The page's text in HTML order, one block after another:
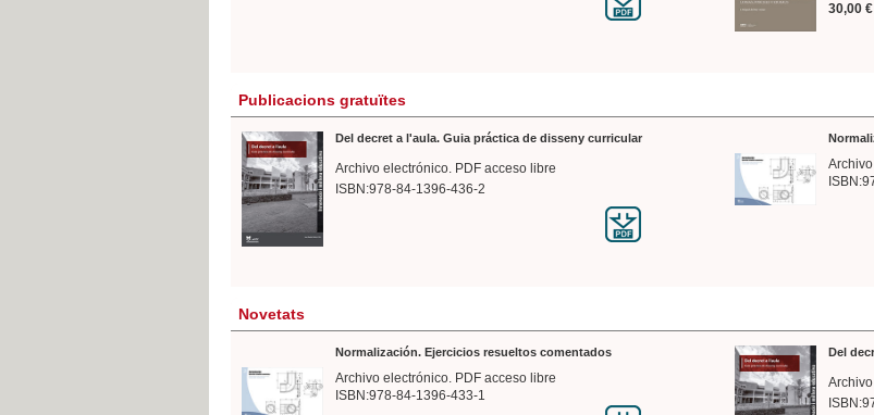
30,00 €
Publicacions gratuïtes
Del decret a l'aula. Guia práctica de disseny curricular
Archivo electrónico. PDF acceso libre
ISBN:978-84-1396-436-2
Novetats
Normalización. Ejercicios resueltos comentados
Archivo electrónico. PDF acceso libre
ISBN:978-84-1396-433-1
Del